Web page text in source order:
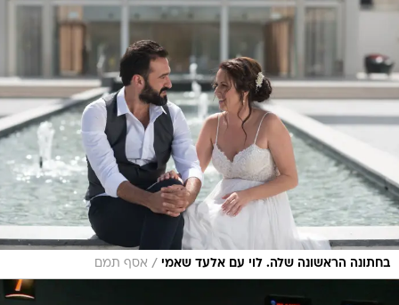
בחתונה הראשונה שלה. לוי עם אלעד שאמי / אסף תמם